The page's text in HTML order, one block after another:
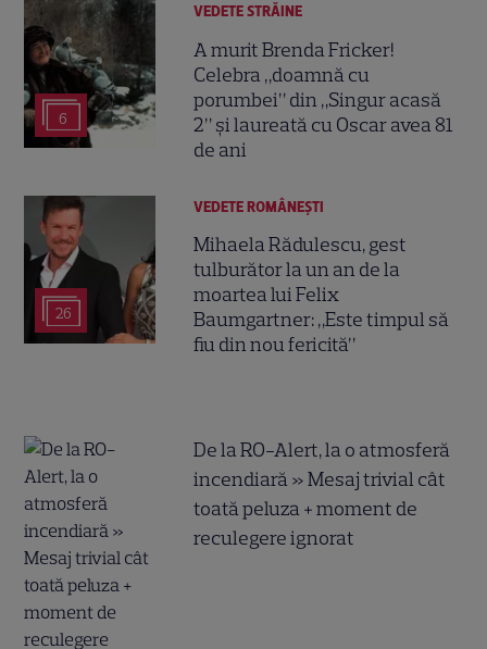
6
VEDETE STRĂINE
A murit Brenda Fricker!
Celebra „doamnă cu
porumbei” din „Singur acasă
2” și laureată cu Oscar avea 81
de ani
26
VEDETE ROMÂNEŞTI
Mihaela Rădulescu, gest
tulburător la un an de la
moartea lui Felix
Baumgartner: „Este timpul să
fiu din nou fericită”
De la RO-Alert, la o atmosferă
incendiară » Mesaj trivial cât
toată peluza + moment de
reculegere ignorat